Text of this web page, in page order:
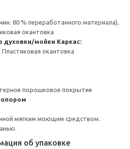
80 % переработанного материала),
окантовка
духовки/мойки Каркас:
окантовка
порошковое покрытие
мягким моющим средством.
об упаковке